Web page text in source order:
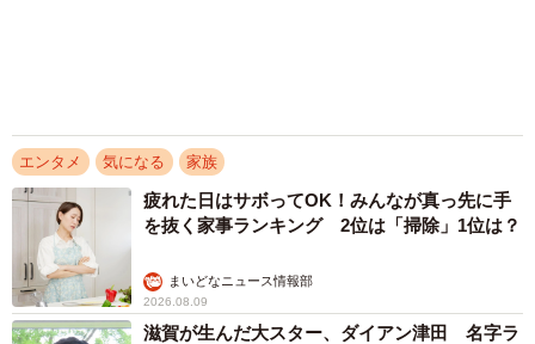
エンタメ 気になる 家族
疲れた日はサボってOK！みんなが真っ先に手
を抜く家事ランキング 2位は「掃除」1位は？
まいどなニュース情報部
2026.08.09
滋賀が生んだ大スター、ダイアン津田 名字ラ